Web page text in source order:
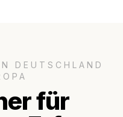
DEUTSCHLAND
für